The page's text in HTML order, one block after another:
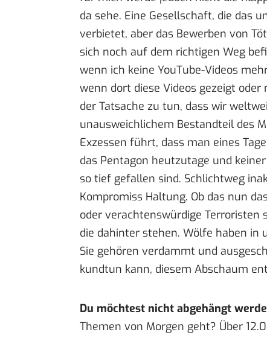
da sehe. Eine Gesellschaft, die das
verbietet, aber das Bewerben von
sich noch auf dem richtigen Weg
wenn ich keine YouTube-Videos
wenn dort diese Videos gezeigt
der Tatsache zu tun, dass wir
unausweichlichem Bestandteil des
Exzessen führt, dass man eines
das Pentagon heutzutage und
so tief gefallen sind. Schlichtweg
Kompromiss Haltung. Ob das nun
oder verachtenswürdige Terroristen
die dahinter stehen. Wölfe haben in
Sie gehören verdammt und
kundtun kann, diesem Abschaum
Du möchtest nicht abgehängt
Themen von Morgen geht? Über